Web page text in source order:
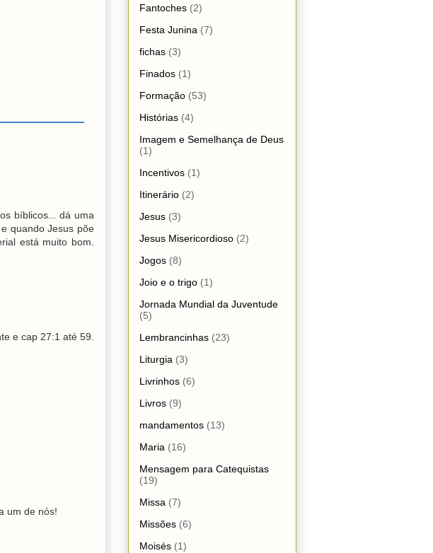
bíblicos... dá uma
quando Jesus põe
está muito bom.
e cap 27:1 até 59.
um de nós!
Fantoches (2)
Festa Junina (7)
fichas (3)
Finados (1)
Formação (53)
Histórias (4)
Imagem e Semelhança de Deus
(1)
Incentivos (1)
Itinerário (2)
Jesus (3)
Jesus Misericordioso (2)
Jogos (8)
Joio e o trigo (1)
Jornada Mundial da Juventude
(5)
Lembrancinhas (23)
Liturgia (3)
Livrinhos (6)
Livros (9)
mandamentos (13)
Maria (16)
Mensagem para Catequistas
(19)
Missa (7)
Missões (6)
Moisés (1)